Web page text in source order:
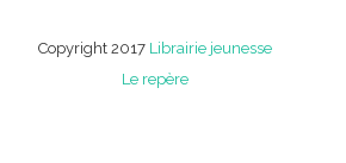
Copyright 2017 Librairie jeunesse
Le repère